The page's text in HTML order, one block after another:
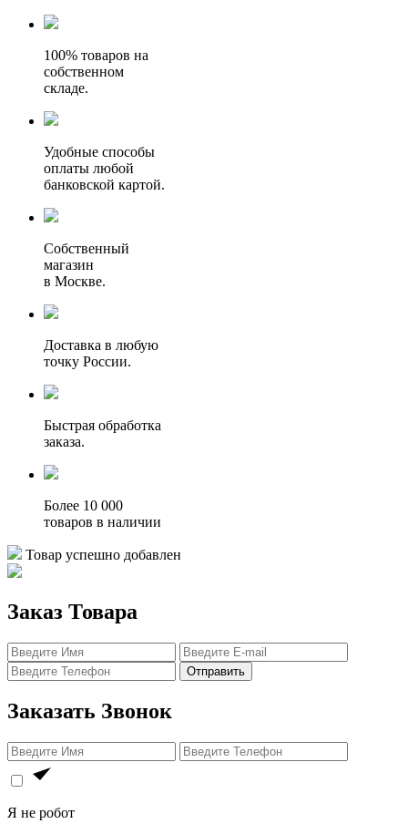
100% товаров на
собственном
складе.
Удобные способы
оплаты любой
банковской картой.
Собственный
магазин
в Москве.
Доставка в любую
точку России.
Быстрая обработка
заказа.
Более 10 000
товаров в наличии
Товар успешно добавлен
Заказ Товара
Отправить
Заказать Звонок
Я не робот